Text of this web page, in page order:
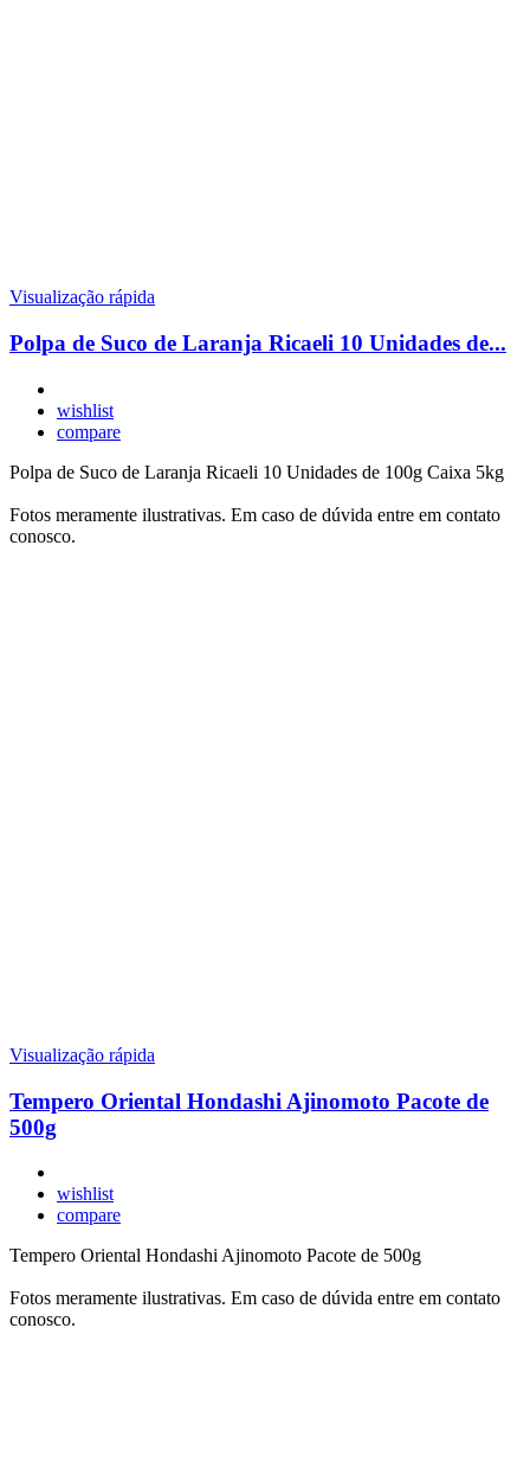
Visualização rápida
Polpa de Suco de Laranja Ricaeli 10 Unidades de...
wishlist
compare
Polpa de Suco de Laranja Ricaeli 10 Unidades de 100g Caixa 5kg
Fotos meramente ilustrativas. Em caso de dúvida entre em contato
conosco.
Visualização rápida
Tempero Oriental Hondashi Ajinomoto Pacote de
500g
wishlist
compare
Tempero Oriental Hondashi Ajinomoto Pacote de 500g
Fotos meramente ilustrativas. Em caso de dúvida entre em contato
conosco.